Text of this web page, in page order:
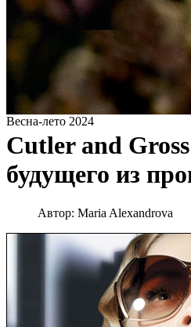
Весна-лето 2024
Cutler and
будущего из
Автор: Maria Alexandrova